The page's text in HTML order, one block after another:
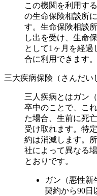
この機関を利用す
の生命保険相談所
す。生命保険相談
し出を受け、生命
として1ヶ月を経
合に利用できます
三大疾病保険（さんだい
三人疾病とはガン
卒中のことで、こ
た場合、生前に死
受け取れます。特
約は消滅します。
社によって異なる
とおりです。
ガン（悪性新
契約から90日